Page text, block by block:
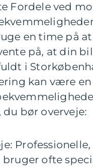
Fordele ved
en time på
på, at din
i
kan være
bør overveje:
ofte